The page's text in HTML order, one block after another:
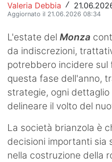
News
Eventi
Valeria Debbia /
Aggiornato il 21.06.2026 08:34
L'estate del Monza
da indiscrezioni,
potrebbero incidere sul
questa fase dell'anno,
strategie, ogni
delineare il volto del
La società brianzola è
decisioni importanti sia
nella costruzione della